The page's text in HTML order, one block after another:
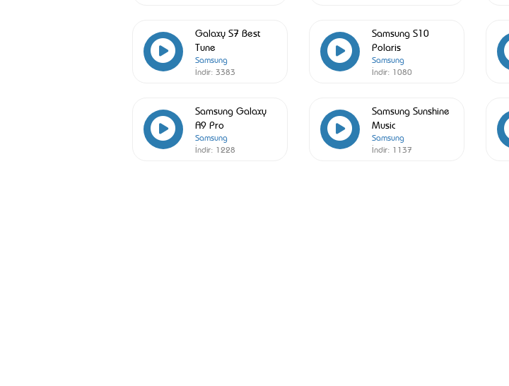
Galaxy S7 Best
Tune
Samsung
İndir: 3383
Samsung S10
Polaris
Samsung
İndir: 1080
Samsung Galaxy
A9 Pro
Samsung
İndir: 1228
Samsung Sunshine
Music
Samsung
İndir: 1137